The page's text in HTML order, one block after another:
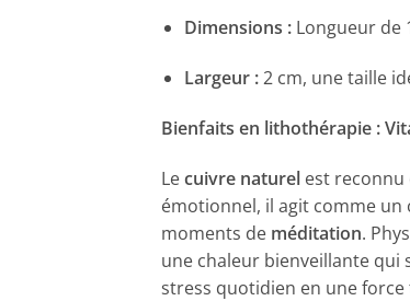
Dimensions :Longueur de
Largeur :2 cm, une taille
Bienfaits en lithothérapie :
Lecuivre naturel est reconnu
émotionnel, il agit comme un
moments de méditation.
une chaleur bienveillante
stress quotidien en une